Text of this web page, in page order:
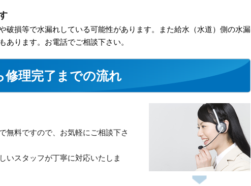
破損等で水漏れしている可能性があります。また給水（水道）側の水漏
あります。お電話でご相談下さい。
修理完了までの流れ
無料ですので、お気軽にご相談下さ
いスタッフが丁寧に対応いたしま